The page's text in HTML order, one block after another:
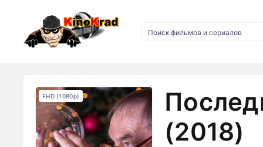
(2018)
FHD (1080p)